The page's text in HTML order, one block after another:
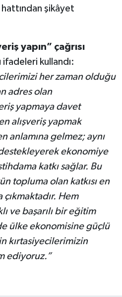
şikâyet
yapın” çağrısı
ifadeleri kullandı:
her zaman olduğu
adres olan
yapmaya davet
alışveriş yapmak
anlamına gelmez; aynı
ekonomiye
katkı sağlar. Bu
topluma olan katkısı en
Hem
ve başarılı bir eğitim
ülke ekonomisine güçlü
kırtasiyecilerimizin
ediyoruz.”